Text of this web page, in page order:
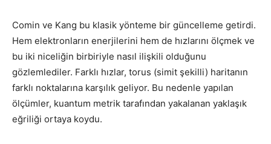
Comin ve Kang bu klasik yönteme bir güncelleme getirdi.
Hem elektronların enerjilerini hem de hızlarını ölçmek ve
bu iki niceliğin birbiriyle nasıl ilişkili olduğunu
gözlemlediler. Farklı hızlar, torus (simit şekilli) haritanın
farklı noktalarına karşılık geliyor. Bu nedenle yapılan
ölçümler, kuantum metrik tarafından yakalanan yaklaşık
eğriliği ortaya koydu.